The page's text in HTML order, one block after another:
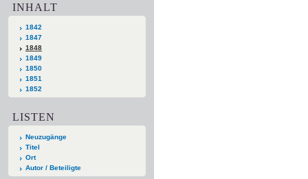
INHALT
1842
1847
1848
1849
1850
1851
1852
LISTEN
Neuzugänge
Titel
Ort
Autor / Beteiligte